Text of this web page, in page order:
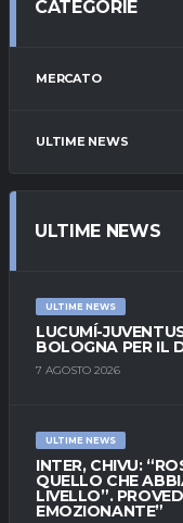
CATEGORIE
MERCATO
ULTIME NEWS
ULTIME NEWS
ULTIME NEWS
LUCUMÍ-
BOLOGNA PER IL
7 AGOSTO 2026
ULTIME NEWS
INTER, CHIVU:
QUELLO CHE
LIVELLO”.
EMOZIONANTE”